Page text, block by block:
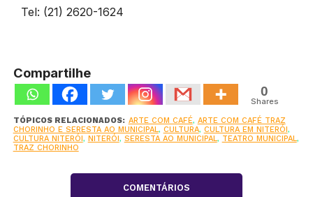
Tel: (21) 2620-1624
Compartilhe
0
Shares
TÓPICOS RELACIONADOS: ARTE COM CAFÉ, ARTE COM CAFÉ TRAZ
CHORINHO E SERESTA AO MUNICIPAL, CULTURA, CULTURA EM NITERÓI,
CULTURA NITERÓI, NITERÓI, SERESTA AO MUNICIPAL, TEATRO MUNICIPAL,
TRAZ CHORINHO
COMENTÁRIOS